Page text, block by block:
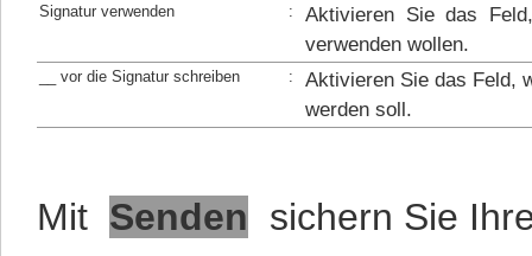
Signatur verwenden :
Aktivieren Sie das
verwenden wollen.
__ vor die Signatur schreiben :
Aktivieren Sie das Feld,
werden soll.
Mit Senden sichern Sie